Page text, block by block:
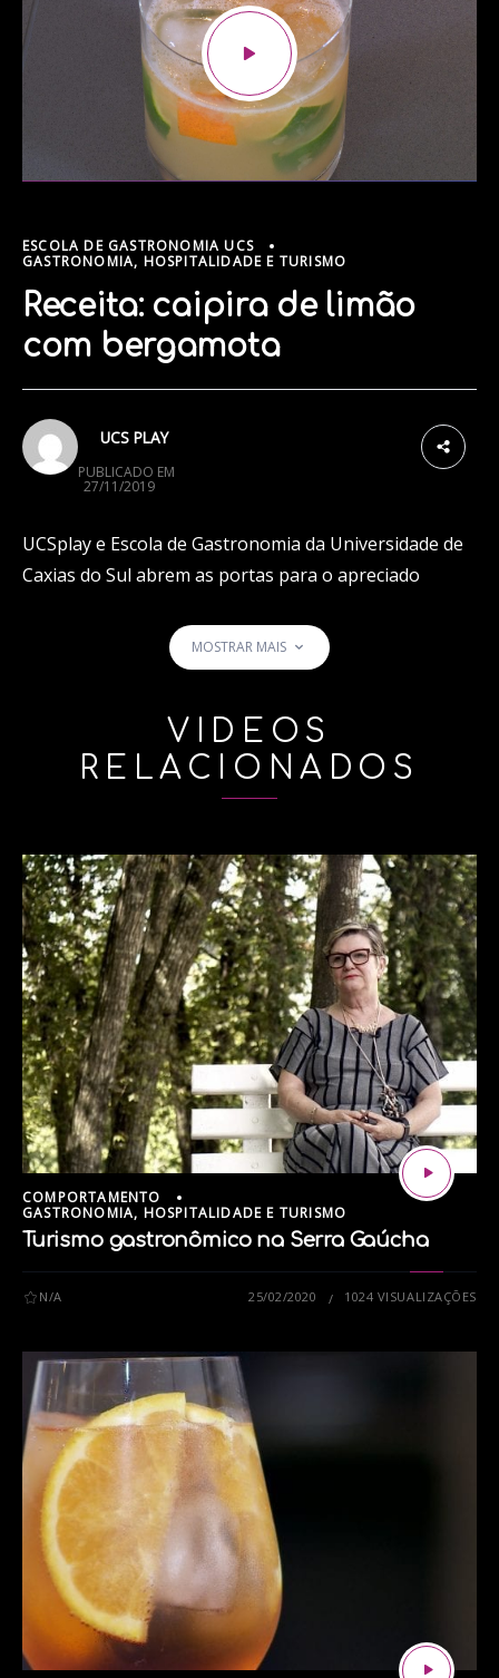
ESCOLA DE GASTRONOMIA UCS
GASTRONOMIA, HOSPITALIDADE E TURISMO
Receita: caipira de limão
com bergamota
UCS PLAY
PUBLICADO EM
27/11/2019
UCSplay e Escola de Gastronomia da Universidade de
Caxias do Sul abrem as portas para o apreciado
Neste programa, o estudante de Gastronomia Lucas
Limão (1 unidade / 100g)
Bergamota (meia / 50g)
Xarope de açúcar (1 dose / 50mL)
Cachaça (2 doses / 100mL)
tags:
ESCOLA DE GASTRONOMIA LUCAS ROSSI RECEITA
UCS
MOSTRAR MAIS
VÍDEOS
RELACIONADOS
COMPORTAMENTO
GASTRONOMIA, HOSPITALIDADE E TURISMO
Turismo gastronômico na Serra Gaúcha
N/A 25/02/2020 1024 VISUALIZAÇÕES